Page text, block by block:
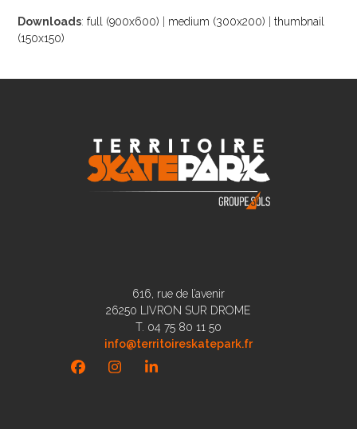
Downloads:full (900x600) medium (300x200) |thumbnail
(150x150)
616, rue de l’avenir
26250 LIVRON SUR DROME
T. 04 75 80 11 50
info@territoireskatepark.fr
FacebookInstagramLinkedIn